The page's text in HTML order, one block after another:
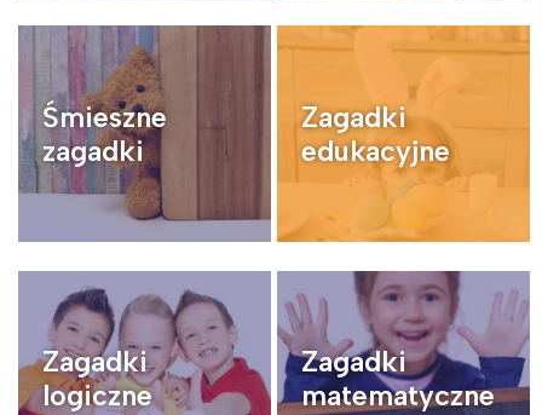
Śmieszne
zagadki
Zagadki
edukacyjne
Zagadki
logiczne
Zagadki
matematyczne